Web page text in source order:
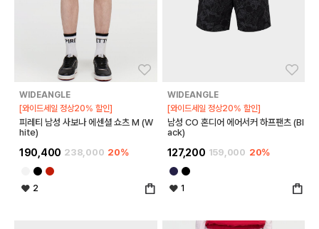
WIDEANGLE
[와이드세일 정상20% 할인]
피레티 남성 사보나 에센셜 쇼츠 M (W
hite)
190,400 238,000 20%
2
WIDEANGLE
[와이드세일 정상20% 할인]
남성 CO 혼디어 에어서커 하프팬츠 (Bl
ack)
127,200 159,000 20%
1